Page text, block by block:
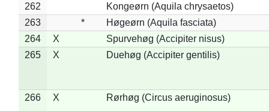
262
Kongeørn (Aquila chrysaetos)
263
*
Høgeørn (Aquila fasciata)
264
X
Spurvehøg (Accipiter nisus)
265
X Duehøg (Accipiter gentilis)
266 X Rørhøg (Circus aeruginosus)